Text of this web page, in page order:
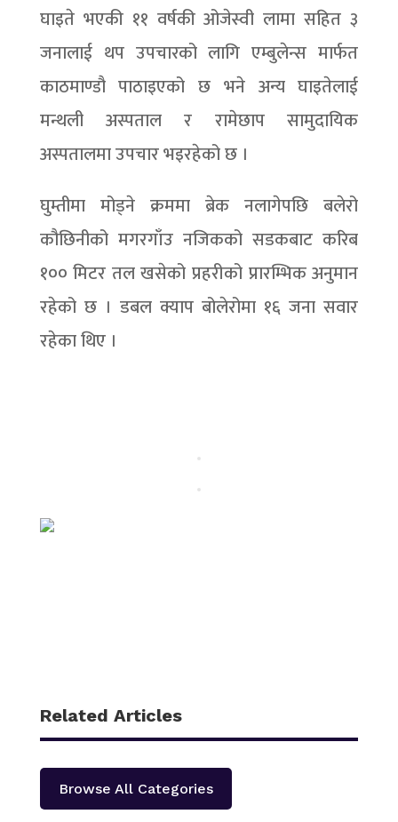
घाइते भएकी ११ वर्षकी ओजेस्वी लामा सहित ३
जनालाई थप उपचारको लागि एम्बुलेन्स मार्फत
काठमाण्डौ पाठाइएको छ भने अन्य घाइतेलाई
मन्थली अस्पताल र रामेछाप सामुदायिक
अस्पतालमा उपचार भइरहेको छ ।
घुम्तीमा मोड्ने क्रममा ब्रेक नलागेपछि बलेरो
कौछिनीको मगरगाँउ नजिकको सडकबाट करिब
१०० मिटर तल खसेको प्रहरीको प्रारम्भिक अनुमान
रहेको छ । डबल क्याप बोलेरोमा १६ जना सवार
रहेका थिए ।
Related Articles
Browse All Categories